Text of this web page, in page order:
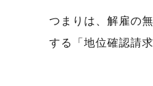
つまりは、解雇の
する「地位確認請